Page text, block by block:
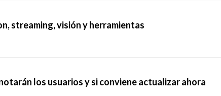
streaming, visión y herramientas
los usuarios y si conviene actualizar ahora